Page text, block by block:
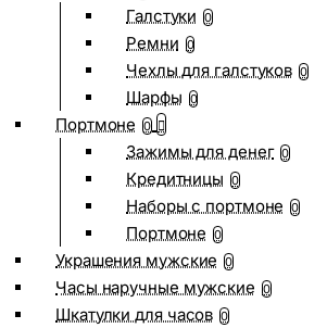
Галстуки 0
Ремни 0
Чехлы для галстуков 0
Шарфы 0
Портмоне 0
Зажимы для денег 0
Кредитницы 0
Наборы с портмоне 0
Портмоне 0
Украшения мужские 0
Часы наручные мужские 0
Шкатулки для часов 0